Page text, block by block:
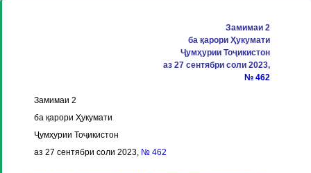
Замимаи 2
ба қарори Ҳукумати
Ҷумҳурии Тоҷикистон
аз 27 сентябри соли 2023,
№ 462
Замимаи 2
ба қарори Ҳукумати
Ҷумҳурии Тоҷикистон
аз 27 сентябри соли 2023, № 462